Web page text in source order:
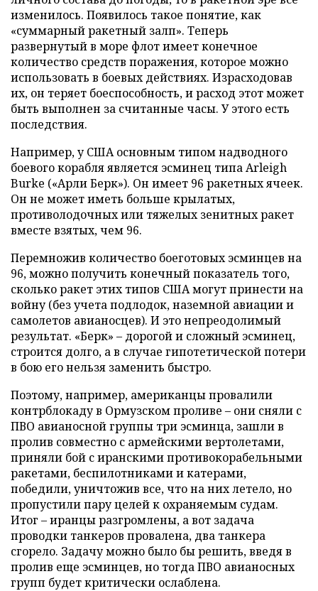
изменилось. Появилось такое понятие, как
«суммарный ракетный залп». Теперь
развернутый в море флот имеет конечное
количество средств поражения, которое можно
использовать в боевых действиях. Израсходовав
их, он теряет боеспособность, и расход этот может
быть выполнен за считанные часы. У этого есть
последствия.
Например, у США основным типом надводного
боевого корабля является эсминец типа Arleigh
Burke («Арли Берк»). Он имеет 96 ракетных ячеек.
Он не может иметь больше крылатых,
противолодочных или тяжелых зенитных ракет
вместе взятых, чем 96.
Перемножив количество боеготовых эсминцев на
96, можно получить конечный показатель того,
сколько ракет этих типов США могут принести на
войну (без учета подлодок, наземной авиации и
самолетов авианосцев). И это непреодолимый
результат. «Берк» – дорогой и сложный эсминец,
строится долго, а в случае гипотетической потери
в бою его нельзя заменить быстро.
Поэтому, например, американцы провалили
контрблокаду в Ормузском проливе – они сняли с
ПВО авианосной группы три эсминца, зашли в
пролив совместно с армейскими вертолетами,
приняли бой с иранскими противокорабельными
ракетами, беспилотниками и катерами,
победили, уничтожив все, что на них летело, но
пропустили пару целей к охраняемым судам.
Итог – иранцы разгромлены, а вот задача
проводки танкеров провалена, два танкера
сгорело. Задачу можно было бы решить, введя в
пролив еще эсминцев, но тогда ПВО авианосных
групп будет критически ослаблена.